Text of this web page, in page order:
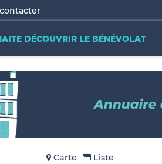
DÉCOUVRIR LE BÉNÉVOLAT
Carte Liste